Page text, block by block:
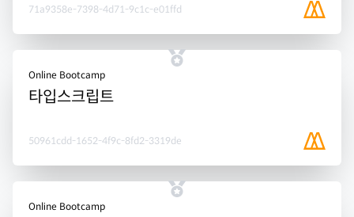
71a9358e-7398-4d71-9c1c-e01ffd
Online Bootcamp
타입스크립트
50961cdd-1652-4f9c-8fd2-3319de
Online Bootcamp